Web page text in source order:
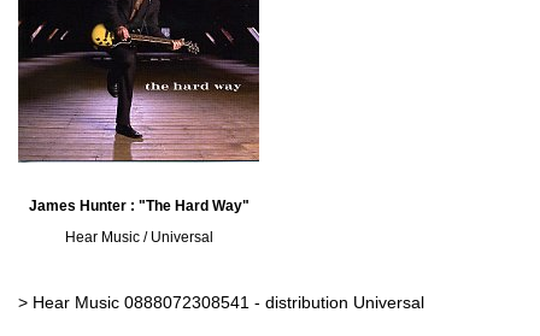
James Hunter : "The Hard Way"
Hear Music / Universal
> Hear Music 0888072308541 - distribution Universal